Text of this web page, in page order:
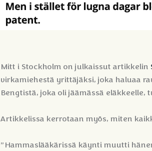
Mitt i Stockholm on julkaissut artikkelin
virkamiehestä yrittäjäksi, joka haluaa
Bengtistä, joka oli jäämässä
Artikkelissa kerrotaan myös, miten
”Hammaslääkärissä käynti muutti